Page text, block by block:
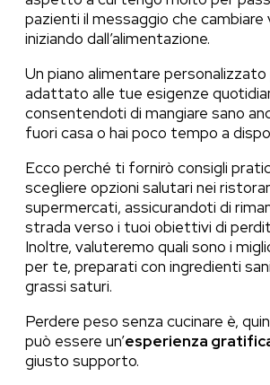
pazienti il messaggio che cambiare
iniziando dall’alimentazione.
Un piano alimentare
adattato alle tue esigenze
consentendoti di mangiare sano
fuori casa o hai poco tempo a
Ecco perché ti fornirò consigli
scegliere opzioni salutari nei
supermercati, assicurandoti di
strada verso i tuoi obiettivi di
Inoltre, valuteremo quali sono i
per te, preparati con ingredienti
grassi saturi.
Perdere peso senza cucinare è,
può essere un’esperienza
giusto supporto.